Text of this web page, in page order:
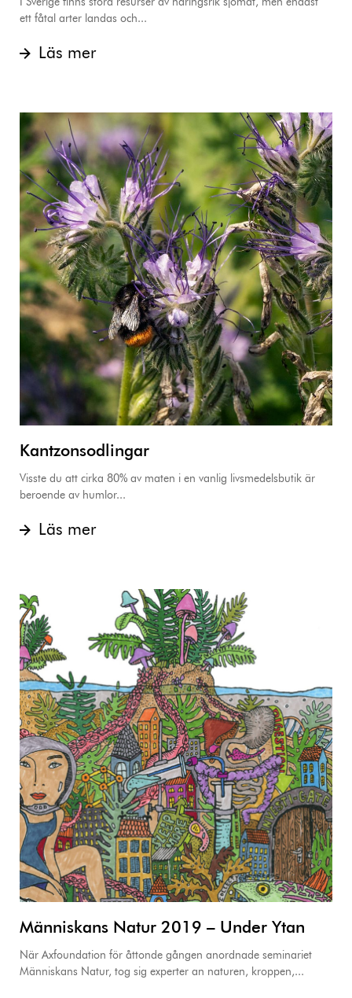
I Sverige finns stora resurser av näringsrik sjömat, men endast
ett fåtal arter landas och...
Läs mer
Kantzonsodlingar
Visste du att cirka 80% av maten i en vanlig livsmedelsbutik är
beroende av humlor...
Läs mer
Människans Natur 2019 – Under Ytan
När Axfoundation för åttonde gången anordnade seminariet
Människans Natur, tog sig experter an naturen, kroppen,...